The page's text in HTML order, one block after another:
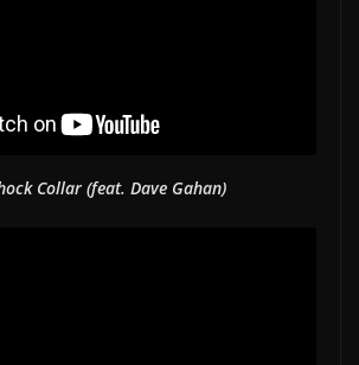
Collar (feat. Dave Gahan)